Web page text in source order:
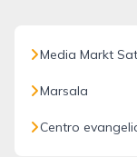
Media Markt
Marsala
Centro